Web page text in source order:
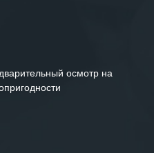
осмотр на